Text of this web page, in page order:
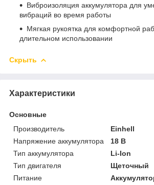
Виброизоляция аккумулятора для
вибраций во время работы
Мягкая рукоятка для комфортной
длительном использовании
Скрыть
Характеристики
Основные
Производитель
Einhell
Напряжение аккумулятора
18 В
Тип аккумулятора
Li-Ion
Тип двигателя
Щеточный
Питание